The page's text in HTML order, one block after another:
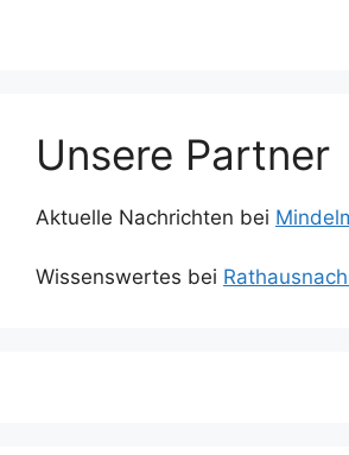
Unsere Partner
Aktuelle Nachrichten bei
Wissenswertes bei